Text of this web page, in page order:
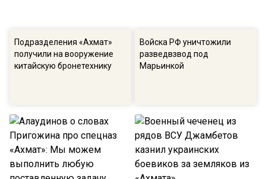
Подразделения «Ахмат»
получили на вооружение
китайскую бронетехнику
Войска РФ уничтожили
разведвзвод под
Марьинкой